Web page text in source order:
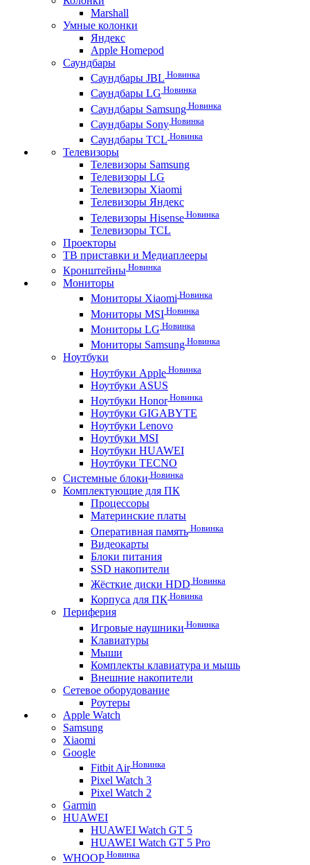
Marshall
Умные колонки
Яндекс
Apple Homepod
Саундбары
Саундбары JBL Новинка
Саундбары LG Новинка
Саундбары Samsung Новинка
Саундбары Sony Новинка
Саундбары TCL Новинка
Телевизоры
Телевизоры Samsung
Телевизоры LG
Телевизоры Xiaomi
Телевизоры Яндекс
Телевизоры Hisense Новинка
Телевизоры TCL
Проекторы
ТВ приставки и Медиаплееры
Кронштейны Новинка
Мониторы
Мониторы Xiaomi Новинка
Мониторы MSI Новинка
Мониторы LG Новинка
Мониторы Samsung Новинка
Ноутбуки
Ноутбуки Apple Новинка
Ноутбуки ASUS
Ноутбуки HonorНовинка
Ноутбуки GIGABYTE
Ноутбуки Lenovo
Ноутбуки MSI
Ноутбуки HUAWEI
Ноутбуки TECNO
Системные блоки Новинка
Комплектующие для ПК
Процессоры
Материнские платы
Оперативная память Новинка
Видеокарты
Блоки питания
SSD накопители
Жёсткие диски HDD Новинка
Корпуса для ПК Новинка
Периферия
Игровые наушники Новинка
Клавиатуры
Мыши
Комплекты клавиатура и мышь
Внешние накопители
Сетевое оборудование
Роутеры
Apple Watch
Samsung
Xiaomi
Google
Fitbit AirНовинка
Pixel Watch 3
Pixel Watch 2
Garmin
HUAWEI
HUAWEI Watch GT 5
HUAWEI Watch GT 5 Pro
WHOOP Новинка